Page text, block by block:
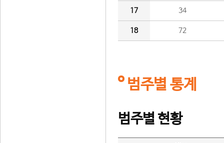
17 34
18 72
범주별 통계
범주별 현황